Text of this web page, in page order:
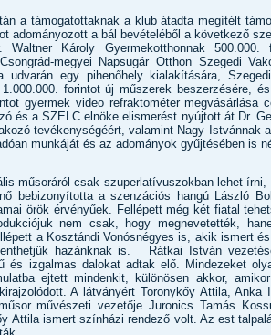
a támogatottaknak a klub átadta megítélt
adományozott a bál bevételéből a következő
Waltner Károly Gyermekotthonnak 500.000.
megyei Napsugár Otthon Szegedi
udvarán egy pihenőhely kialakítására,
forintot új műszerek beszerzésére,
gyermek video refraktométer megvásárlása
és a SZELC elnöke elismerést nyújtott át Dr.
tevékenységéért, valamint Nagy Istvánnak
munkáját és az adományok gyűjtésében is
műsoráról csak szuperlatívuszokban lehet írni,
bebizonyította a szenzációs hangú László
örök érvényűek. Fellépett még két fiatal
nem csak, hogy megnevetették,
a Kosztándi Vonósnégyes is, akik ismert
hazánknak is. Rátkai István
és izgalmas dalokat adtak elő. Mindezeket
ejtett mindenkit, különösen akkor,
A látványért Toronykőy Attila,
művészeti vezetője Juronics Tamás
Attila ismert színházi rendező volt. Az est